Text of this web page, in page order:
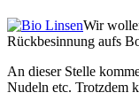
Wir
Rückbesinnung aufs
An dieser Stelle
Nudeln etc. Trotzdem